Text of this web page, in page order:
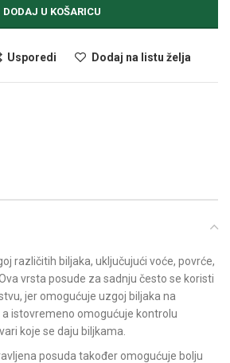
DODAJ U KOŠARICU
Usporedi Dodaj na listu želja
različitih biljaka, uključujući voće, povrće,
vrsta posude za sadnju često se koristi
jer omogućuje uzgoj biljaka na
istovremeno omogućuje kontrolu
koje se daju biljkama.
posuda također omogućuje bolju